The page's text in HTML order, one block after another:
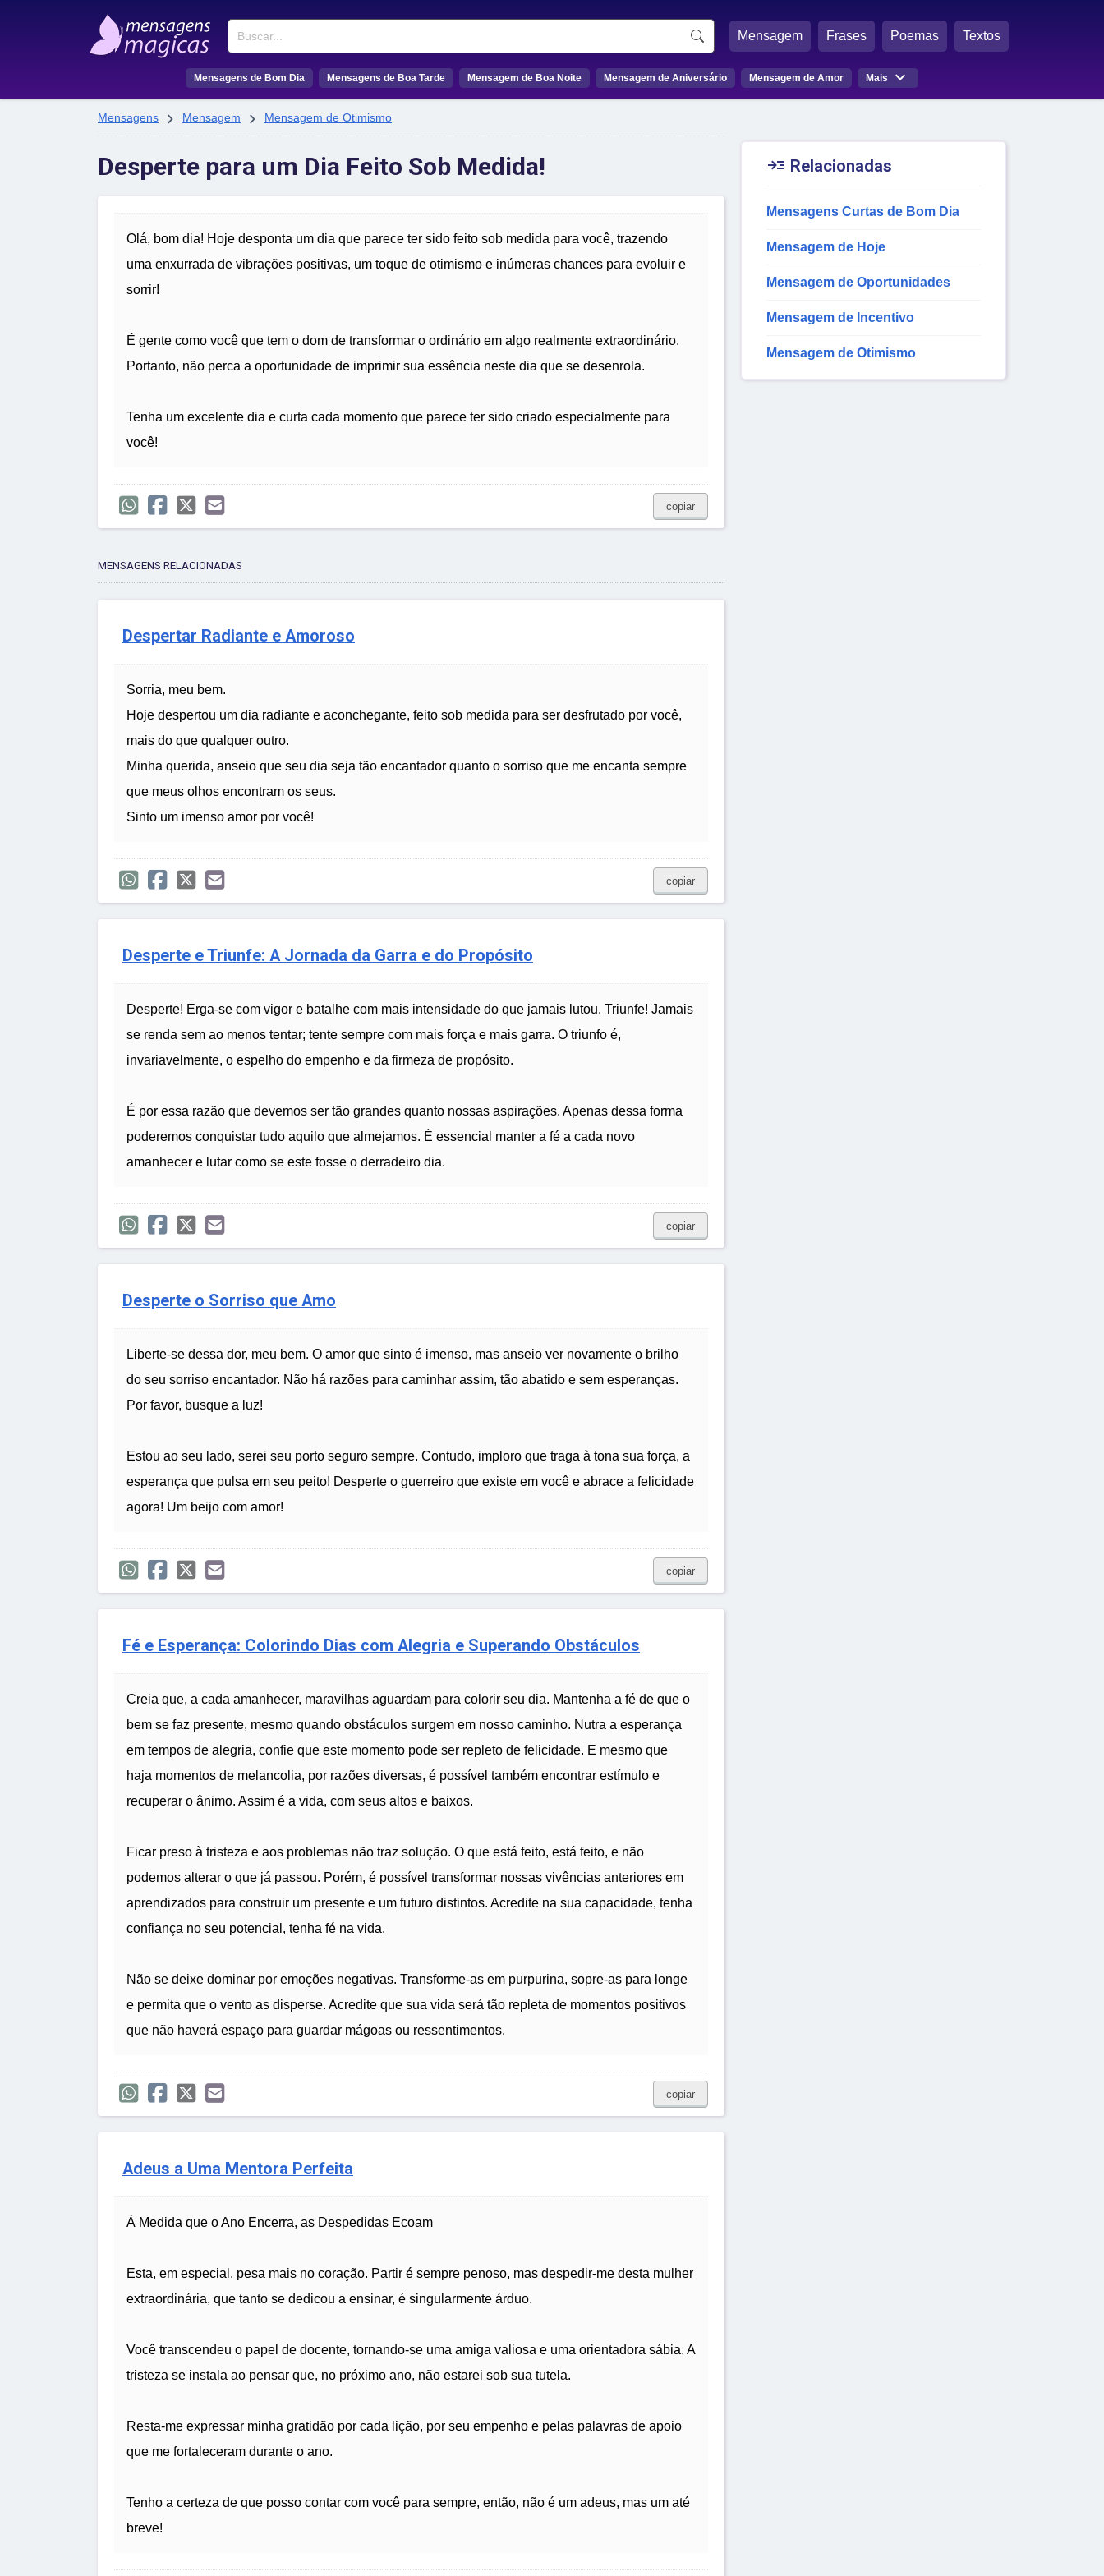
Buscar Mensagem Frases Poemas Textos
Mensagens de Bom Dia Mensagens de Boa Tarde Mensagem de Boa Noite Mensagem de Aniversário Mensagem de Amor Mais 
Mensagens  Mensagem  Mensagem de Otimismo
Desperte para um Dia Feito Sob Medida!
Olá, bom dia! Hoje desponta um dia que parece ter sido feito sob medida para você, trazendo
uma enxurrada de vibrações positivas, um toque de otimismo e inúmeras chances para evoluir e
sorrir!
É gente como você que tem o dom de transformar o ordinário em algo realmente extraordinário.
Portanto, não perca a oportunidade de imprimir sua essência neste dia que se desenrola.
Tenha um excelente dia e curta cada momento que parece ter sido criado especialmente para
você!
copiar
MENSAGENS RELACIONADAS
Despertar Radiante e Amoroso
Sorria, meu bem.
Hoje despertou um dia radiante e aconchegante, feito sob medida para ser desfrutado por você,
mais do que qualquer outro.
Minha querida, anseio que seu dia seja tão encantador quanto o sorriso que me encanta sempre
que meus olhos encontram os seus.
Sinto um imenso amor por você!
copiar
Desperte e Triunfe: A Jornada da Garra e do Propósito
Desperte! Erga-se com vigor e batalhe com mais intensidade do que jamais lutou. Triunfe! Jamais
se renda sem ao menos tentar; tente sempre com mais força e mais garra. O triunfo é,
invariavelmente, o espelho do empenho e da firmeza de propósito.
É por essa razão que devemos ser tão grandes quanto nossas aspirações. Apenas dessa forma
poderemos conquistar tudo aquilo que almejamos. É essencial manter a fé a cada novo
amanhecer e lutar como se este fosse o derradeiro dia.
copiar
Desperte o Sorriso que Amo
Liberte-se dessa dor, meu bem. O amor que sinto é imenso, mas anseio ver novamente o brilho
do seu sorriso encantador. Não há razões para caminhar assim, tão abatido e sem esperanças.
Por favor, busque a luz!
Estou ao seu lado, serei seu porto seguro sempre. Contudo, imploro que traga à tona sua força, a
esperança que pulsa em seu peito! Desperte o guerreiro que existe em você e abrace a felicidade
agora! Um beijo com amor!
copiar
Fé e Esperança: Colorindo Dias com Alegria e Superando Obstáculos
Creia que, a cada amanhecer, maravilhas aguardam para colorir seu dia. Mantenha a fé de que o
bem se faz presente, mesmo quando obstáculos surgem em nosso caminho. Nutra a esperança
em tempos de alegria, confie que este momento pode ser repleto de felicidade. E mesmo que
haja momentos de melancolia, por razões diversas, é possível também encontrar estímulo e
recuperar o ânimo. Assim é a vida, com seus altos e baixos.
Ficar preso à tristeza e aos problemas não traz solução. O que está feito, está feito, e não
podemos alterar o que já passou. Porém, é possível transformar nossas vivências anteriores em
aprendizados para construir um presente e um futuro distintos. Acredite na sua capacidade, tenha
confiança no seu potencial, tenha fé na vida.
Não se deixe dominar por emoções negativas. Transforme-as em purpurina, sopre-as para longe
e permita que o vento as disperse. Acredite que sua vida será tão repleta de momentos positivos
que não haverá espaço para guardar mágoas ou ressentimentos.
copiar
Adeus a Uma Mentora Perfeita
À Medida que o Ano Encerra, as Despedidas Ecoam
Esta, em especial, pesa mais no coração. Partir é sempre penoso, mas despedir-me desta mulher
extraordinária, que tanto se dedicou a ensinar, é singularmente árduo.
Você transcendeu o papel de docente, tornando-se uma amiga valiosa e uma orientadora sábia. A
tristeza se instala ao pensar que, no próximo ano, não estarei sob sua tutela.
Resta-me expressar minha gratidão por cada lição, por seu empenho e pelas palavras de apoio
que me fortaleceram durante o ano.
Tenho a certeza de que posso contar com você para sempre, então, não é um adeus, mas um até
breve!
 Relacionadas
Mensagens Curtas de Bom Dia
Mensagem de Hoje
Mensagem de Oportunidades
Mensagem de Incentivo
Mensagem de Otimismo